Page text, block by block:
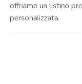
offriamo un listino
personalizzata.